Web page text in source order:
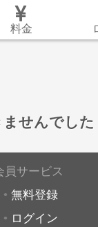
料金
せんでした
員サービス
無料登録
ログイン